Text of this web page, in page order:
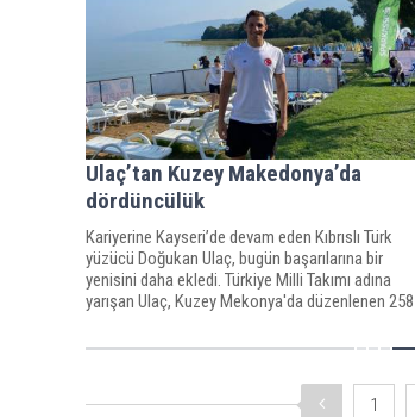
Ulaç’tan Kuzey Makedonya’da
dördüncülük
Kariyerine Kayseri’de devam eden Kıbrıslı Türk
yüzücü Doğukan Ulaç, bugün başarılarına bir
yenisini daha ekledi. Türkiye Milli Takımı adına
yarışan Ulaç, Kuzey Mekonya'da düzenlenen 258
1